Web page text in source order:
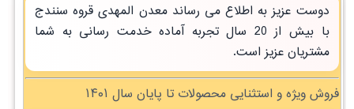
دوست عزیز به اطلاع می رساند معدن المهدی قروه سنندج
با بیش از 20 سال تجربه آماده خدمت رسانی به شما
مشتریان عزیز است.
فروش ویژه و استثنایی محصولات تا پایان سال ۱۴۰۱